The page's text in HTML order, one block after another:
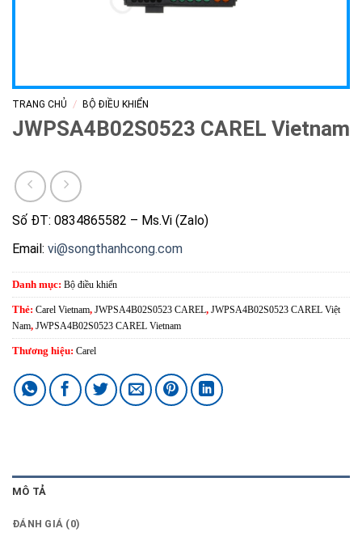
TRANG CHỦ / BỘ ĐIỀU KHIỂN
JWPSA4B02S0523 CAREL Vietnam
Số ĐT: 0834865582 – Ms.Vi (Zalo)
Email: vi@songthanhcong.com
Danh mục: Bộ điều khiển
Thẻ: Carel Vietnam, JWPSA4B02S0523 CAREL, JWPSA4B02S0523 CAREL Việt
Nam, JWPSA4B02S0523 CAREL Vietnam
Thương hiệu: Carel
MÔ TẢ
ĐÁNH GIÁ (0)